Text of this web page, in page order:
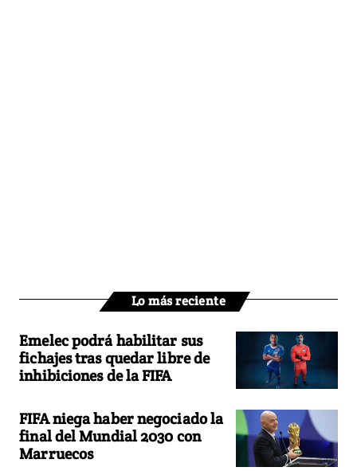
Lo más reciente
Emelec podrá habilitar sus
fichajes tras quedar libre de
inhibiciones de la FIFA
FIFA niega haber negociado la
final del Mundial 2030 con
Marruecos